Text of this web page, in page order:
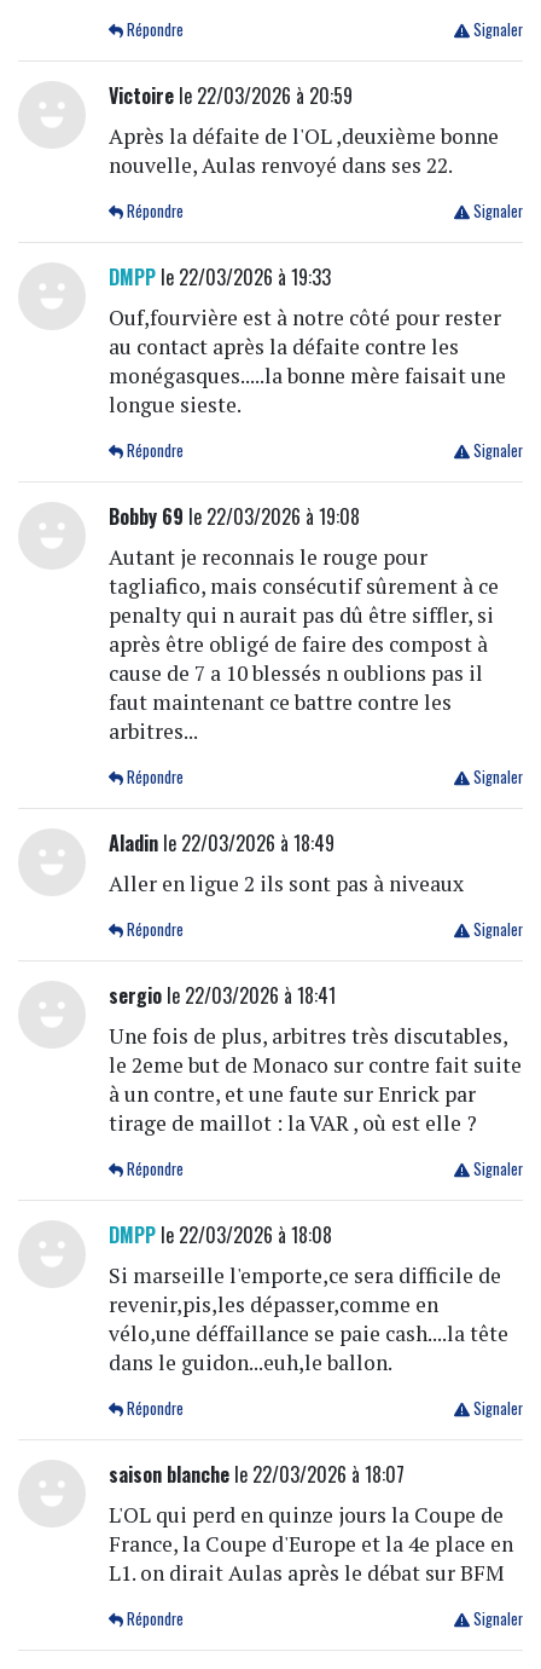
Signaler
Répondre
Victoirele 22/03/2026 à 20:59
Après la défaite de l'OL ,deuxième bonne
nouvelle, Aulas renvoyé dans ses 22.
Signaler
Répondre
DMPPle 22/03/2026 à 19:33
Ouf,fourvière est à notre côté pour rester
au contact après la défaite contre les
monégasques.....la bonne mère faisait une
longue sieste.
Signaler
Répondre
Bobby 69 le 22/03/2026 à 19:08
Autant je reconnais le rouge pour
tagliafico, mais consécutif sûrement à ce
penalty qui n aurait pas dû être siffler, si
après être obligé de faire des compost à
cause de 7 a 10 blessés n oublions pas il
faut maintenant ce battre contre les
arbitres...
Signaler
Répondre
Aladinle 22/03/2026 à 18:49
Aller en ligue 2 ils sont pas à niveaux
Signaler
Répondre
sergiole 22/03/2026 à 18:41
Une fois de plus, arbitres très discutables,
le 2eme but de Monaco sur contre fait suite
à un contre, et une faute sur Enrick par
tirage de maillot : la VAR , où est elle ?
Signaler
Répondre
DMPPle 22/03/2026 à 18:08
Si marseille l'emporte,ce sera difficile de
revenir,pis,les dépasser,comme en
vélo,une déffaillance se paie cash....la tête
dans le guidon...euh,le ballon.
Signaler
Répondre
saison blanchele 22/03/2026 à 18:07
L'OL qui perd en quinze jours la Coupe de
France, la Coupe d'Europe et la 4e place en
L1. on dirait Aulas après le débat sur BFM
Signaler
Répondre